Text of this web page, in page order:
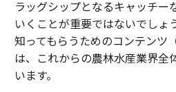
ラッグシップとなるキャッチー
いくことが重要ではないでしょ
知ってもらうためのコンテンツ
は、これからの農林水産業界全
います。